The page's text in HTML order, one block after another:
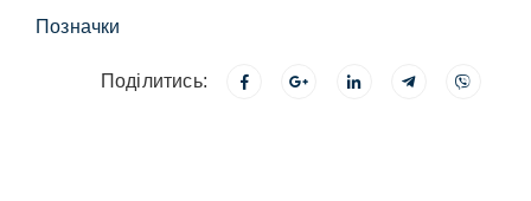
Позначки
Поділитись: